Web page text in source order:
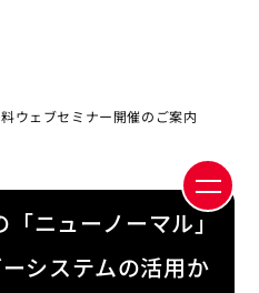
ウェブセミナー開催のご案内
「ニューノーマル」
システムの活用か